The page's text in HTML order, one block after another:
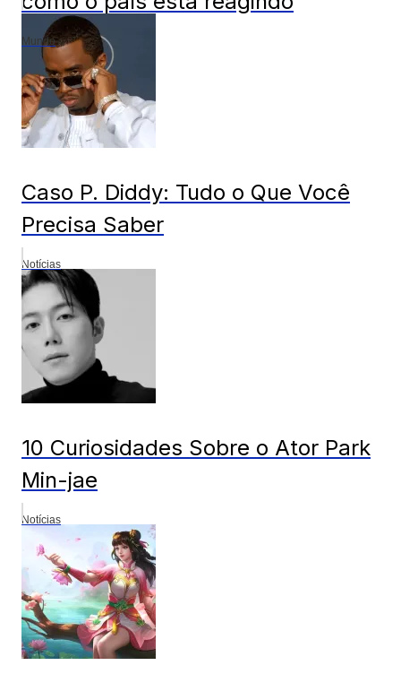
Mundo
Caso P. Diddy: Tudo o Que Você
Precisa Saber
Notícias
10 Curiosidades Sobre o Ator Park
Min-jae
Notícias